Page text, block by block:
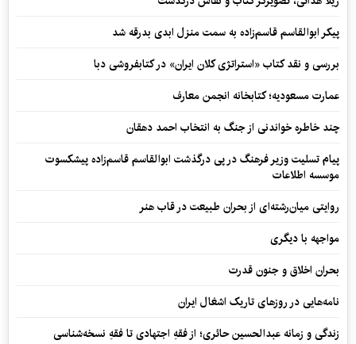
پیکر ابوالقاسم قاسم‌زاده به سمت منزل ابدی بدرقه شد
بررسی و نقد کتاب «استراتژی کلان ایران» در کتابفروشی دبا
عمارت مسعودیه؛ کتابخانه انجمن معارف
چند خاطره خواندنی از جنگ به انتخاب احمد دهقان
پیام تسلیت وزیر فرهنگ در پی درگذشت ابوالقاسم قاسم‌زاده پیشکسوت
موسسه اطلاعات
روایتی میان‌رشته‌ای از بحران طبیعت در قاب هنر
مواجهه با دیگری
بحران اخلاق و جنون قدرت
نامه‌هایی در روزهای تاریک اشغال ایران
زندگی و زمانه عبدالحسین حائری؛ از فقهِ اجتهادی تا فقهِ نسخه‌شناسی